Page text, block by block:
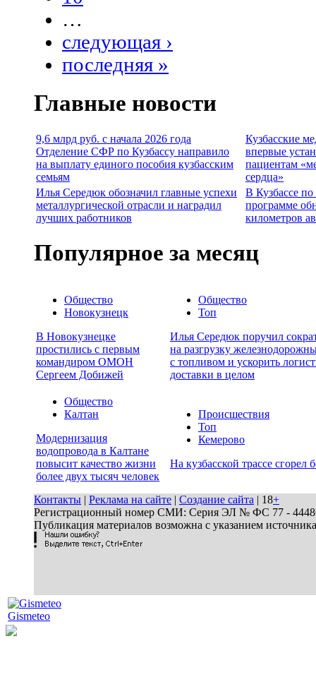
…
следующая ›
последняя »
Главные новости
9,6 млрд руб. с начала 2026 года
Отделение СФР по Кузбассу направило
на выплату единого пособия кузбасским
семьям
Кузбасские
впервые
пациентам
сердца»
Илья Середюк обозначил главные успехи
металлургической отрасли и наградил
лучших работников
В Кузбассе по
программе
километров
Популярное за месяц
Общество
Новокузнецк
В Новокузнецке
простились с первым
командиром ОМОН
Сергеем Добижей
Общество
Топ
Илья Середюк поручил
на разгрузку
с топливом и ускорить
доставки в целом
Общество
Калтан
Модернизация
водопровода в Калтане
повысит качество жизни
более двух тысяч человек
Происшествия
Топ
Кемерово
На кузбасской трассе сгорел
Контакты | Реклама на сайте | Создание сайта | 18+
Регистрационный номер СМИ: Серия ЭЛ № ФС 77 - 44486
Публикация материалов возможна с указанием
Gismeteo